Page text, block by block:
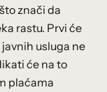
znači da
rastu. Prvi će
usluga ne
će na to
plaćama